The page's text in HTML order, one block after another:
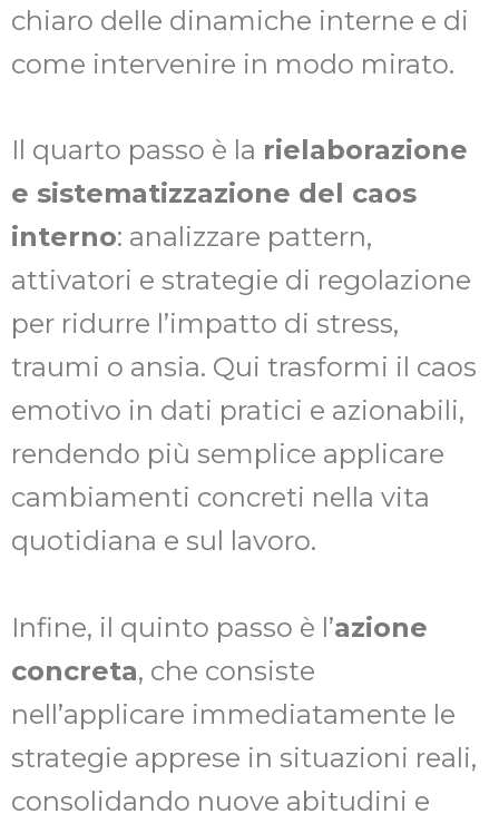
chiaro delle dinamiche interne e di
come intervenire in modo mirato.
Il quarto passo è la rielaborazione
e sistematizzazione del caos
interno: analizzare pattern,
attivatori e strategie di regolazione
per ridurre l’impatto di stress,
traumi o ansia. Qui trasformi il caos
emotivo in dati pratici e azionabili,
rendendo più semplice applicare
cambiamenti concreti nella vita
quotidiana e sul lavoro.
Infine, il quinto passo è l’azione
concreta, che consiste
nell’applicare immediatamente le
strategie apprese in situazioni reali,
consolidando nuove abitudini e